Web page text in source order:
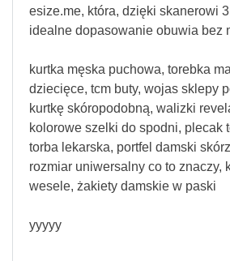
esize.me, która, dzięki skanerowi
idealne dopasowanie obuwia bez
kurtka męska puchowa, torebka
dziecięce, tcm buty, wojas sklepy
kurtkę skóropodobną, walizki
kolorowe szelki do spodni, plecak
torba lekarska, portfel damski
rozmiar uniwersalny co to znaczy,
wesele, żakiety damskie w paski
yyyyy